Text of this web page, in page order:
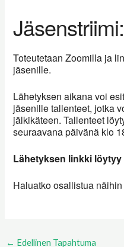
Toteutetaan Zoomilla ja
jäsenille.
Lähetyksen aikana voi
jäsenille tallenteet, jotka
jälkikäteen. Tallenteet
seuraavana päivänä klo
Lähetyksen linkki löytyy
Haluatko osallistua
← Edellinen Tapahtuma